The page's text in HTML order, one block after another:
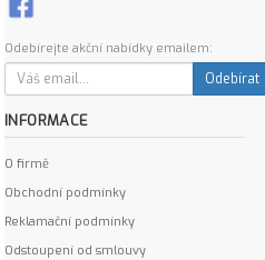
Odebírejte akční nabídky emailem:
Odebírat
INFORMACE
O firmě
Obchodní podmínky
Reklamační podmínky
Odstoupení od smlouvy